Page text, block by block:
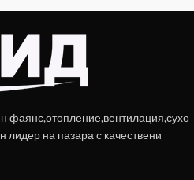
фаянс,отопление,вентилация,сухо
лидер на пазара с качествени